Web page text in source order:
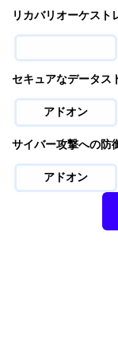
リカバリオーケス
セキュアなデータス
アドオン
サイバー攻撃への防
アドオン